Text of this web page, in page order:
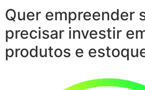
Quer empreender
precisar investir
produtos e